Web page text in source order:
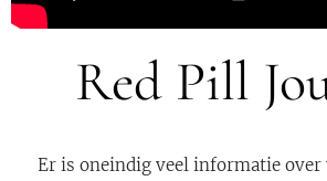
Red Pill
Er is oneindig veel informatie